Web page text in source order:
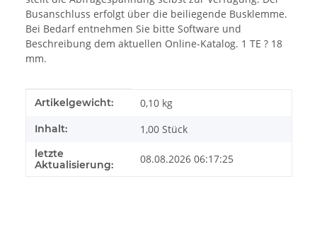
Busanschluss erfolgt über die beiliegende Busklemme.
Bei Bedarf entnehmen Sie bitte Software und
Beschreibung dem aktuellen Online-Katalog. 1 TE ? 18
mm.
Produkteigenschaft
Wert
Artikelgewicht: 0,10 kg
Inhalt: 1,00 Stück
letzte
Aktualisierung:
08.08.2026 06:17:25